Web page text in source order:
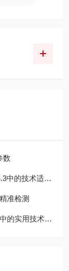
数
术适配性分析
准检测
实用技术解析